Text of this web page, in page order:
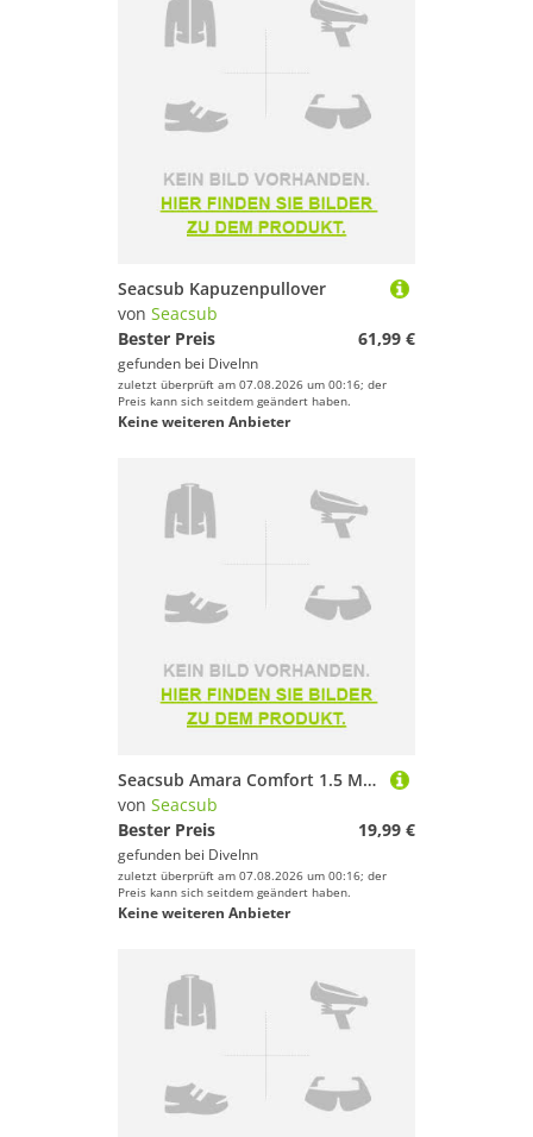
Seacsub Kapuzenpullover
von Seacsub
Bester Preis
61,99 €
gefunden bei DiveInn
zuletzt überprüft am 07.08.2026 um 00:16; der
Preis kann sich seitdem geändert haben.
Keine weiteren Anbieter
Seacsub Amara Comfort 1.5 Mm Handschuhe
von Seacsub
Bester Preis
19,99 €
gefunden bei DiveInn
zuletzt überprüft am 07.08.2026 um 00:16; der
Preis kann sich seitdem geändert haben.
Keine weiteren Anbieter